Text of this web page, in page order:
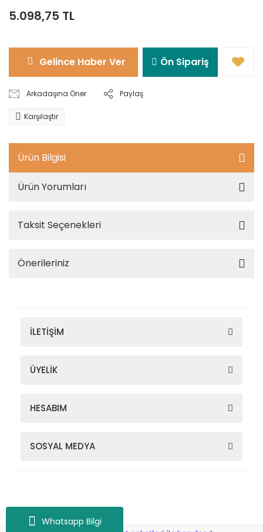
Whatsapp Bilgi
5.098,75 TL
Gelince Haber Ver Ön Sipariş
Arkadaşına Öner Paylaş
Karşılaştır
Ürün Bilgisi
Ürün Yorumları
Taksit Seçenekleri
Önerileriniz
İLETİŞİM
ÜYELİK
HESABIM
SOSYAL MEDYA